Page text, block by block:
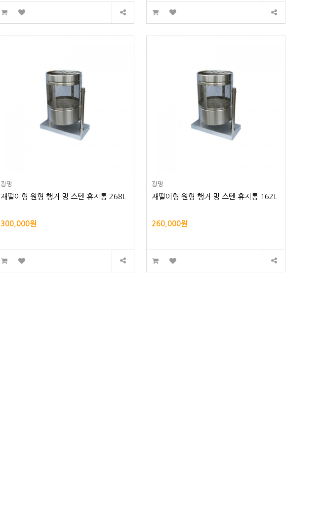
광명
재떨이형 원형 행거 망 스텐 휴지통 268L
300,000원
광명
재떨이형 원형 행거 망 스텐 휴지통 162L
260,000원